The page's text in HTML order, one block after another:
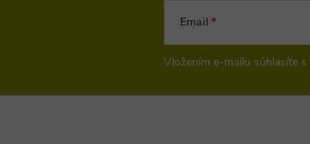
Email
Vložením e-mailu súhlasíte s